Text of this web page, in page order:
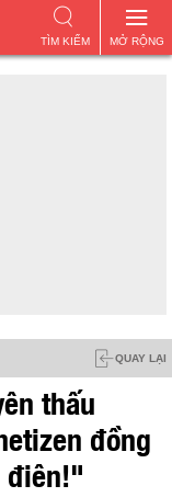
MỞ RỘNG
TÌM KIẾM
QUAY LẠI
thấu
đồng
điên!"